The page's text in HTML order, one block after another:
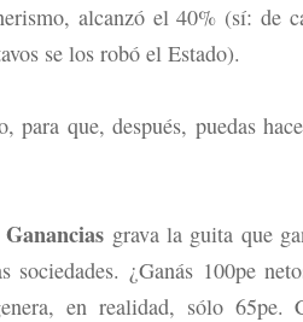
alcanzó el 40% (sí: de
se los robó el Estado).
para que, después, puedas
grava la guita que
sociedades. ¿Ganás 100pe
en realidad, sólo 65pe.